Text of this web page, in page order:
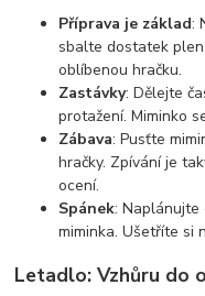
Příprava je základ:
sbalte dostatek
oblíbenou hračku.
Zastávky: Dělejte
protažení. Miminko
Zábava: Pusťte
hračky. Zpívání je
ocení.
Spánek: Naplánujte
miminka. Ušetříte si
Letadlo: Vzhůru do